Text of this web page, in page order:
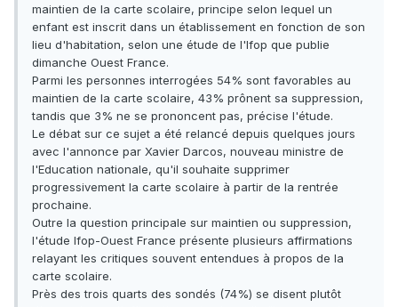
maintien de la carte scolaire, principe selon lequel un
enfant est inscrit dans un établissement en fonction de son
lieu d'habitation, selon une étude de l'Ifop que publie
dimanche Ouest France.
Parmi les personnes interrogées 54% sont favorables au
maintien de la carte scolaire, 43% prônent sa suppression,
tandis que 3% ne se prononcent pas, précise l'étude.
Le débat sur ce sujet a été relancé depuis quelques jours
avec l'annonce par Xavier Darcos, nouveau ministre de
l'Education nationale, qu'il souhaite supprimer
progressivement la carte scolaire à partir de la rentrée
prochaine.
Outre la question principale sur maintien ou suppression,
l'étude Ifop-Ouest France présente plusieurs affirmations
relayant les critiques souvent entendues à propos de la
carte scolaire.
Près des trois quarts des sondés (74%) se disent plutôt